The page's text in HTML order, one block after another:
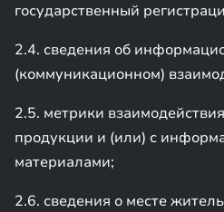
государственный
2.4. сведения об
(коммуникационном)
2.5. метрики
продукции и (или) с
материалами;
2.6. сведения о месте